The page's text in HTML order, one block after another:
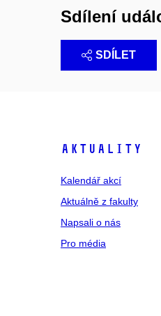
Sdílení
SDÍLET
Aktuality
Kalendář akcí
Aktuálně z fakulty
Napsali o nás
Pro média